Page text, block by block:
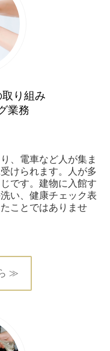
り組み
業務
、電車など人が集ま
けられます。人が多
です。建物に入館す
い、健康チェック表
ことではありませ
≫